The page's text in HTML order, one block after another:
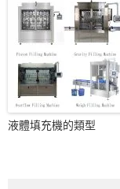
液體填充機的類型